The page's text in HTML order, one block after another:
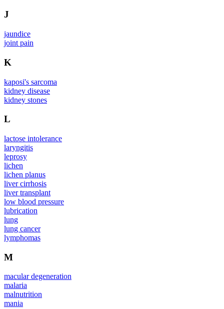
J
jaundice
joint pain
K
kaposi's sarcoma
kidney disease
kidney stones
L
lactose intolerance
laryngitis
leprosy
lichen
lichen planus
liver cirrhosis
liver transplant
low blood pressure
lubrication
lung
lung cancer
lymphomas
M
macular degeneration
malaria
malnutrition
mania